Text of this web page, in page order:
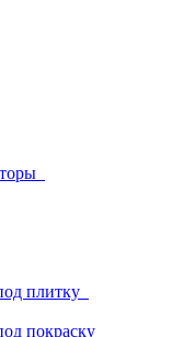
плитку
покраску